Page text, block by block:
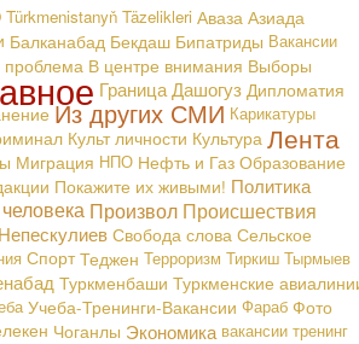
Türkmenistanyň Täzelikleri Аваза Азиада
Балканабад Бекдаш Бипатриды Вакансии
В центре внимания Выборы
ГраницаДашогуз Дипломатия
Из других СМИ Карикатуры
Культ личности Культура Лента
Миграция НПО Нефть и Газ Образование
Покажите их живыми! Политика
Произвол Происшествия
Свобода слова Сельское
Спорт Теджен Терроризм Тиркиш Тырмыев
Туркменбаши Туркменские
Учеба-Тренинги-Вакансии Фараб Фото
Чоганлы Экономика вакансии тренинг